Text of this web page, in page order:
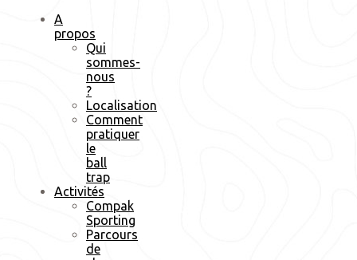
A
propos
Qui
sommes-
nous
?
Localisation
Comment
pratiquer
le
ball
trap
Activités
Compak
Sporting
Parcours
de